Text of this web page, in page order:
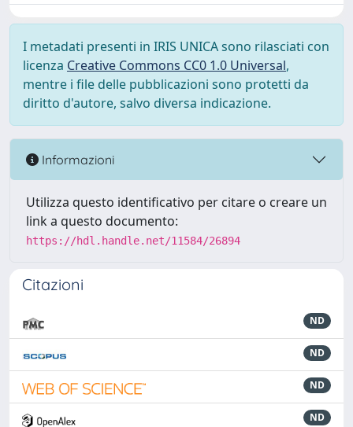
I metadati presenti in IRIS UNICA sono rilasciati con
licenza Creative Commons CC0 1.0 Universal,
mentre i file delle pubblicazioni sono protetti da
diritto d'autore, salvo diversa indicazione.
Informazioni
Utilizza questo identificativo per citare o creare un
link a questo documento:
https://hdl.handle.net/11584/26894
Citazioni
ND
ND
ND
ND